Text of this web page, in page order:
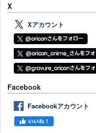
X
Xアカウント
Facebook
Facebookアカウント